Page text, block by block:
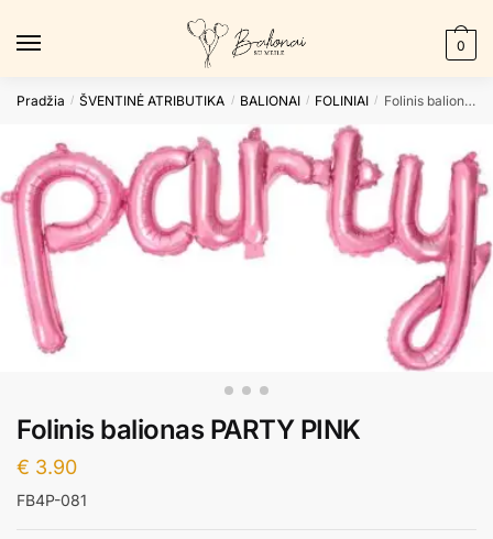
0
Pradžia / ŠVENTINĖ ATRIBUTIKA / BALIONAI / FOLINIAI / Folinis balionas PARTY PINK
Folinis balionas PARTY PINK
€ 3.90
FB4P-081